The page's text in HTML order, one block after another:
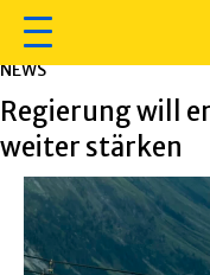
NEWS
Regierung will
weiter stärken